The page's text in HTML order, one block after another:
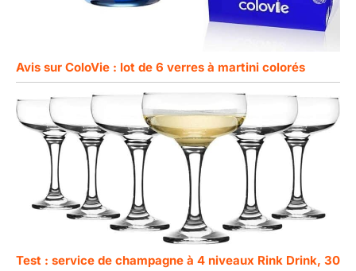
Avis sur ColoVie : lot de 6 verres à martini colorés
Test : service de champagne à 4 niveaux Rink Drink, 30